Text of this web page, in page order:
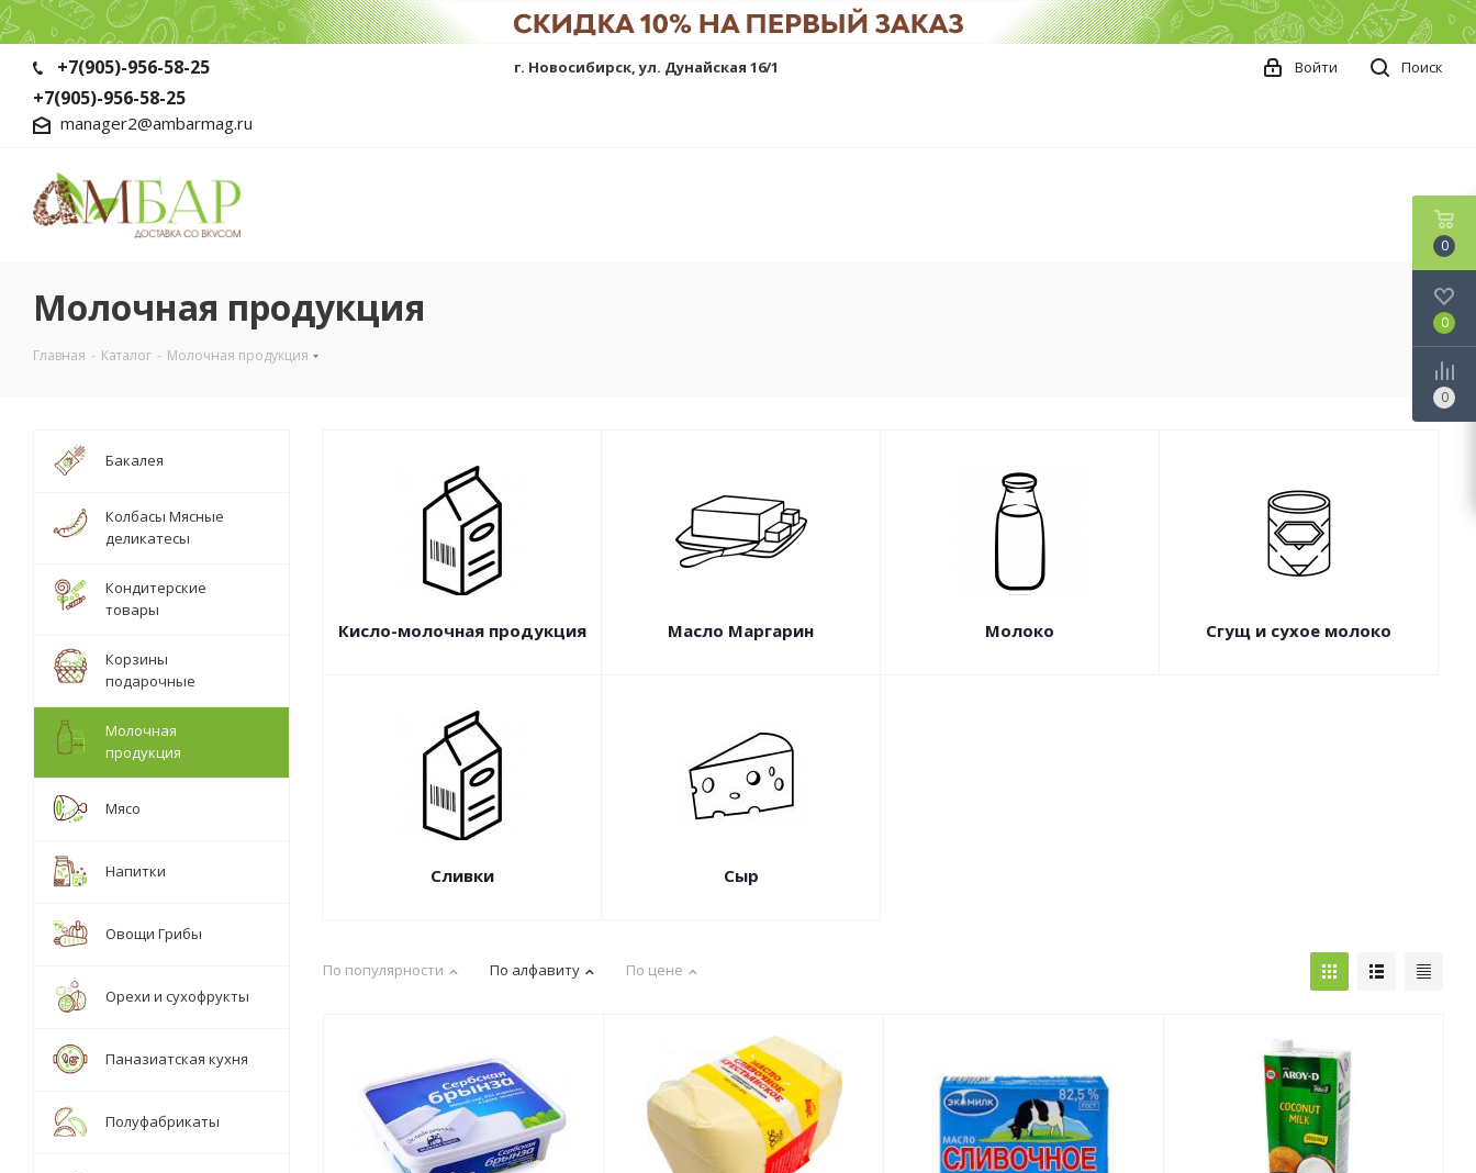
+7(905)-956-58-25
+7(905)-956-58-25
manager2@ambarmag.ru
г. Новосибирск, ул. Дунайская 16/1 Поиск
Войти
Молочная продукция
Главная - Каталог - Молочная продукция
Кисло-молочная продукция Масло Маргарин Молоко Сгущ и сухое молоко
Сливки Сыр
По популярности По алфавиту По цене
Бакалея
Колбасы Мясные
деликатесы
Кондитерские
товары
Корзины
подарочные
Молочная
продукция
Мясо
Напитки
Овощи Грибы
Орехи и сухофрукты
Паназиатская кухня
Полуфабрикаты
0
0
0